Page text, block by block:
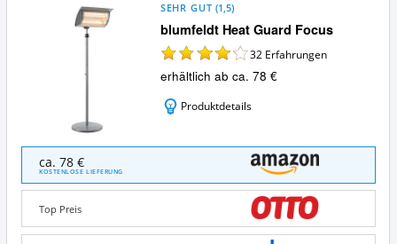
blumfeldt Heat Guard Focus
SEHR GUT (1,5)
32 Erfahrungen
erhältlich ab ca. 78 €
Produktdetails
blumfeldt
Heat
Guard
Focus
Angebote:
Wo
ca. 78 €
KOSTENLOSE LIEFERUNG
Top Preis